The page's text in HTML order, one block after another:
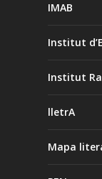
IMAB
Institut
Institut
lletrA
Mapa